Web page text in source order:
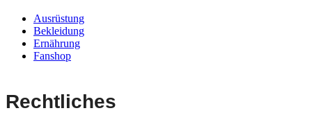
Ausrüstung
Bekleidung
Ernährung
Fanshop
Rechtliches